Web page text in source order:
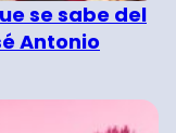
se sabe del
Antonio